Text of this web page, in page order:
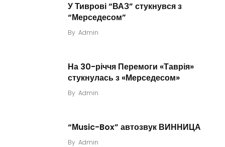
У Тиврові “ВАЗ” стукнувся з
“Мерседесом”
By Admin
На 30-річчя Перемоги «Таврія»
стукнулась з «Мерседесом»
By Admin
“Мusic-Box” автозвук ВИННИЦА
By Admin